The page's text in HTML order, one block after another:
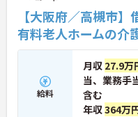
【大阪府／高槻市
有料老人ホームの介
給料
月収 27.9万
当、業務手
含む
年収364万